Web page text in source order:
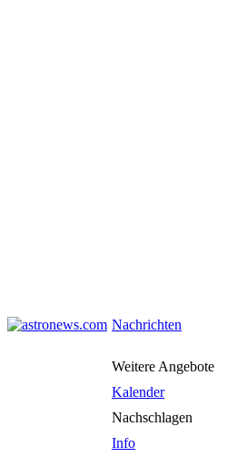
Nachrichten
Weitere Angebote
Kalender
Nachschlagen
Info